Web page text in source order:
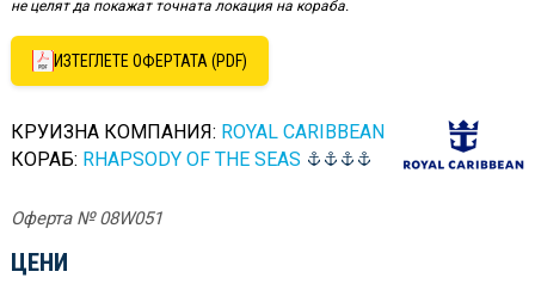
не целят да покажат точната локация на кораба.
ИЗТЕГЛЕТЕ ОФЕРТАТА (PDF)
КРУИЗНА КОМПАНИЯ: ROYAL CARIBBEAN
КОРАБ: RHAPSODY OF THE SEAS
Оферта № 08W051
ЦЕНИ